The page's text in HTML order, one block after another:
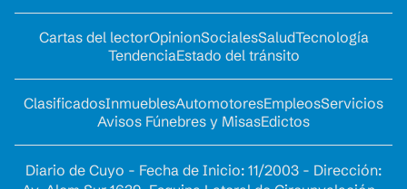
Cartas del lectorOpinionSocialesSaludTecnología
TendenciaEstado del tránsito
ClasificadosInmueblesAutomotoresEmpleosServicios
Avisos Fúnebres y MisasEdictos
Diario de Cuyo - Fecha de Inicio: 11/2003 - Dirección: